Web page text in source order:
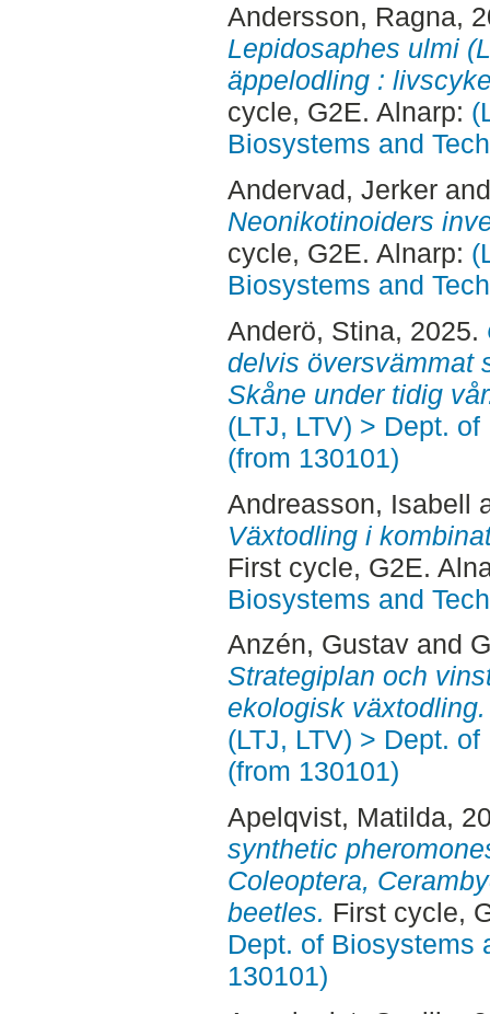
Andersson, Ragna,
Lepidosaphes ulmi
äppelodling :
cycle, G2E. Alnarp:
Biosystems and
Andervad, Jerker
Neonikotinoiders
cycle, G2E. Alnarp:
Biosystems and
Anderö, Stina, 2025.
delvis översvämmat
Skåne under tidig
(LTJ, LTV) > Dept.
(from 130101)
Andreasson, Isabell
Växtodling i
First cycle, G2E.
Biosystems and
Anzén, Gustavand
Strategiplan och
ekologisk växtodling.
(LTJ, LTV) > Dept.
(from 130101)
Apelqvist, Matilda,
synthetic
Coleoptera,
beetles. First cycle,
Dept. of Biosystems
130101)